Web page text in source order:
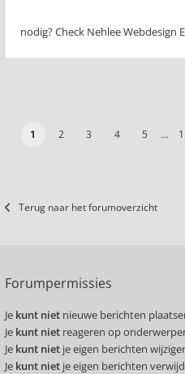
nodig? Check Nehlee Webdesign
1 2 3 4 5 …
Terug naar het forumoverzicht
Forumpermissies
Je kunt niet nieuwe berichten
Je kunt niet reageren op
Je kunt niet je eigen berichten
Je kunt niet je eigen berichten